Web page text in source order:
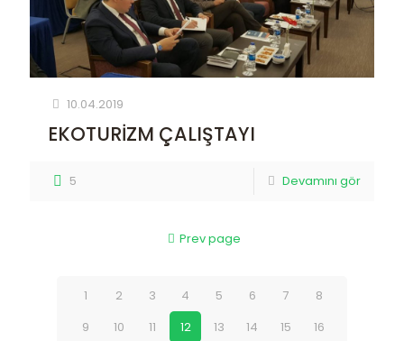
10.04.2019
EKOTURİZM ÇALIŞTAYI
5 Devamını gör
Prev page
1 2 3 4 5 6 7
8
9
10 11 12 13 14 15
16